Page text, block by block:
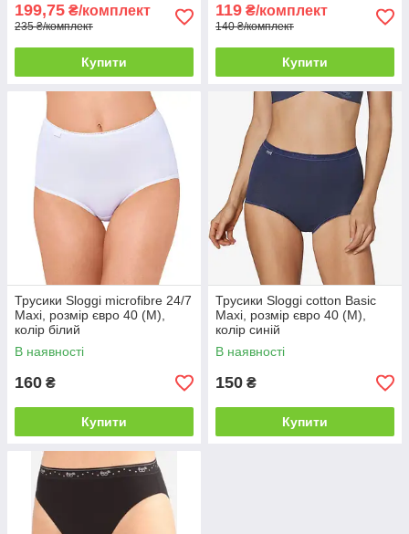
199,75 ₴/комплект
235 ₴/комплект
Купити
119 ₴/комплект
140 ₴/комплект
Купити
Трусики Sloggi microfibre 24/7
Maxi, розмір євро 40 (M),
колір білий
В наявності
160 ₴
Купити
Трусики Sloggi cotton Basic
Maxi, розмір євро 40 (M),
колір синій
В наявності
150 ₴
Купити